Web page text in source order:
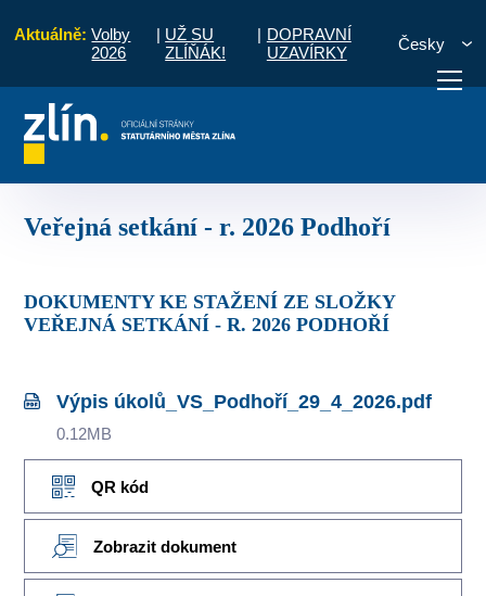
Aktuálně: Volby
2026
| UŽ SU
ZLÍŇÁK!
| DOPRAVNÍ
UZAVÍRKY
Česky
vyřídit
Veřejná setkání - r. 2026 Podhoří
DOKUMENTY KE STAŽENÍ ZE SLOŽKY
VEŘEJNÁ SETKÁNÍ - R. 2026 PODHOŘÍ
Výpis úkolů_VS_Podhoří_29_4_2026.pdf
0.12MB
QR kód
Zobrazit dokument